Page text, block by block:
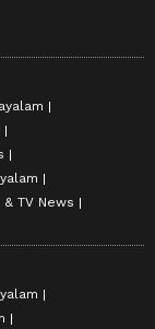
TV News